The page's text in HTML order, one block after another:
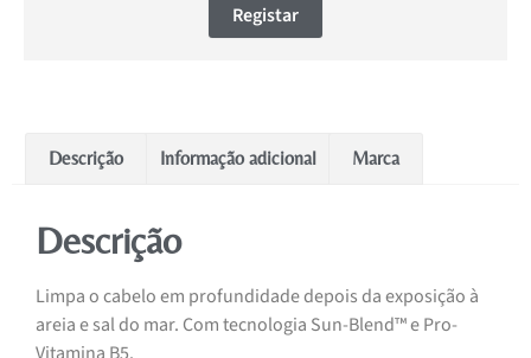
Registar
Descrição Informação adicional Marca
Descrição
Limpa o cabelo em profundidade depois da exposição à
areia e sal do mar. Com tecnologia Sun-Blend™ e Pro-